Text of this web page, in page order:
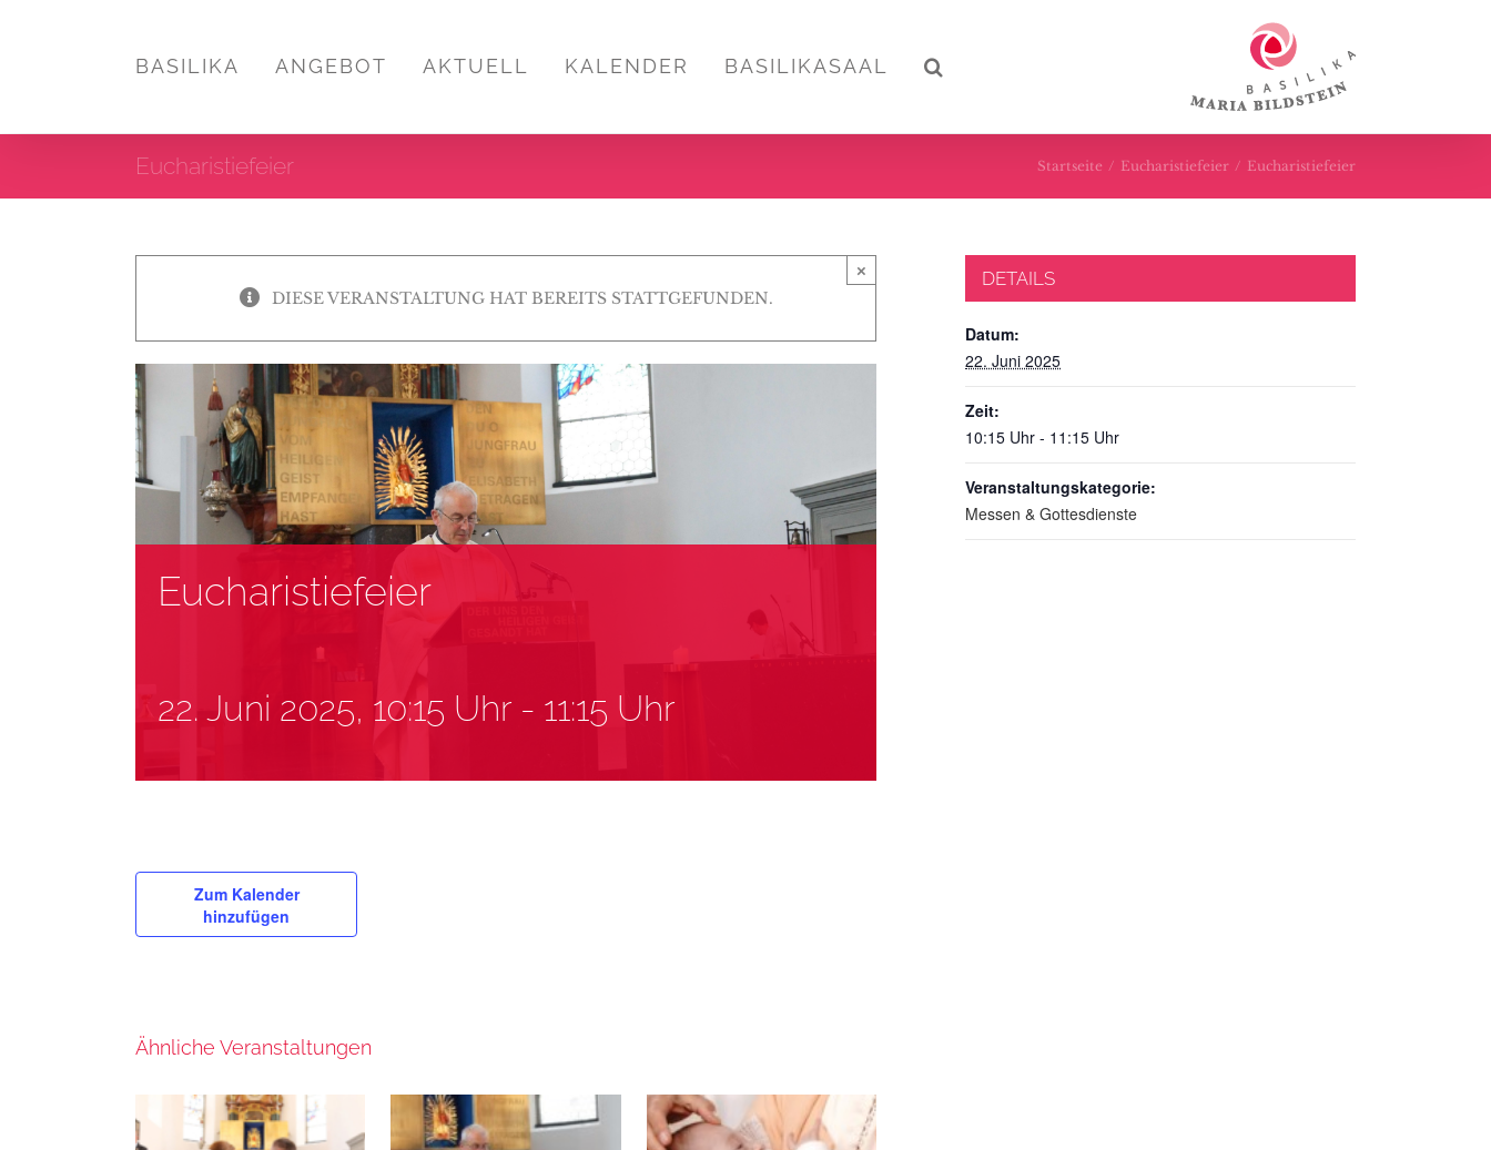
BASILIKA ANGEBOT AKTUELL KALENDER BASILIKASAAL
Eucharistiefeier Startseite / Eucharistiefeier / Eucharistiefeier
×
DIESE VERANSTALTUNG HAT BEREITS STATTGEFUNDEN.
Eucharistiefeier
22. Juni 2025, 10:15 Uhr - 11:15 Uhr
Zum Kalender
hinzufügen
Ähnliche Veranstaltungen
DETAILS
Datum:
22. Juni 2025
Zeit:
10:15 Uhr - 11:15 Uhr
Veranstaltungskategorie:
Messen & Gottesdienste